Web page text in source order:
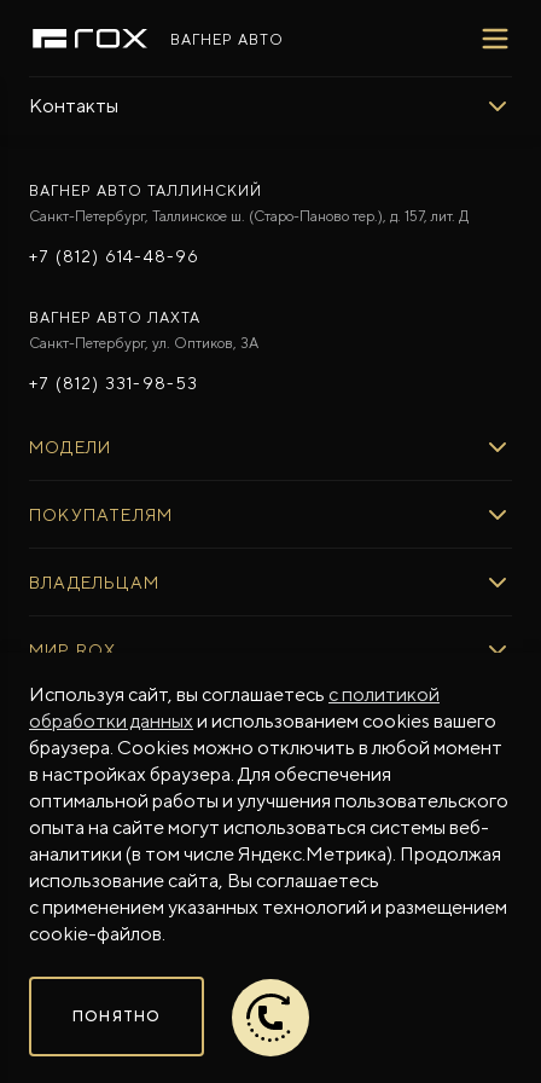
ВАГНЕР АВТО
Контакты
Гибридный внедорожник премиум-класса
от 7 500 000 ₽*
ROX ADAMAS
Совершенно новый флагманский внедорожник
от 9 300 000 ₽*
ВАГНЕР АВТО ТАЛЛИНСКИЙ
Санкт-Петербург, Таллинское ш. (Старо-Паново тер.), д. 157, лит. Д
+7 (812) 614-48-96
ВАГНЕР АВТО ЛАХТА
Санкт-Петербург, ул. Оптиков, 3A
+7 (812) 331-98-53
МОДЕЛИ
ROX ADAMAS
ПОКУПАТЕЛЯМ
Авто в наличии
Тест-драйв
Специальные предложения
ФИНАНСЫ И УСЛУГИ
Финансовые программы
Рассчитать кредит
Трейд-ин
Калькулятор трейд-ин
Страхование
ВЛАДЕЛЬЦАМ
Регламент ТО
Программное обеспечение
ПОДДЕРЖКА
Гарантия производителя
Контракт гарантийной поддержки
Помощь на дорогах
Руководства по эксплуатации
Магазин приложений ROX
МИР ROX
О БРЕНДЕ
Бренд ROX
Дизайн Pininfarina
СМИ о нас
Истории владельцев
Часто задаваемые вопросы
СОТРУДНИЧЕСТВО
МЫ В СОЦСЕТЯХ
© 2026
Сделано в ПЕРКС
Используя сайт, вы соглашаетесь с политикой
обработки данныхи использованием cookies вашего
браузера. Cookies можно отключить в любой момент
в настройках браузера. Для обеспечения
оптимальной работы и улучшения пользовательского
опыта на сайте могут использоваться системы веб-
аналитики (в том числе Яндекс.Метрика). Продолжая
использование сайта, Вы соглашаетесь
с применением указанных технологий и размещением
cookie-файлов.
ПОНЯТНО